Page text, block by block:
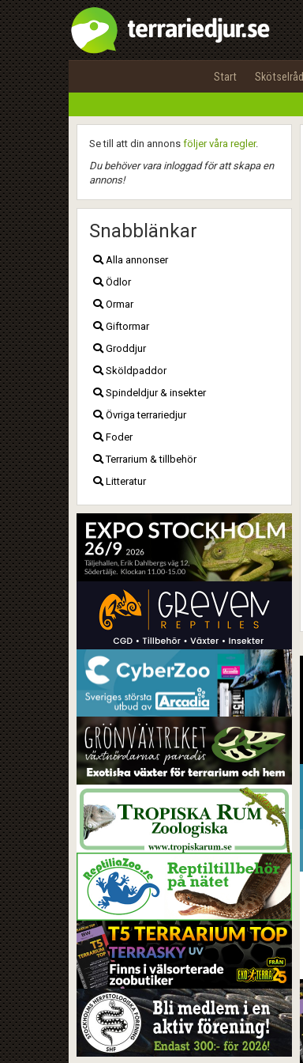
Start Skötselråd
Se till att din annons följer våra regler.
Du behöver vara inloggad för att skapa en
annons!
Snabblänkar
Alla annonser
Ödlor
Ormar
Giftormar
Groddjur
Sköldpaddor
Spindeldjur & insekter
Övriga terrariedjur
Foder
Terrarium & tillbehör
Litteratur